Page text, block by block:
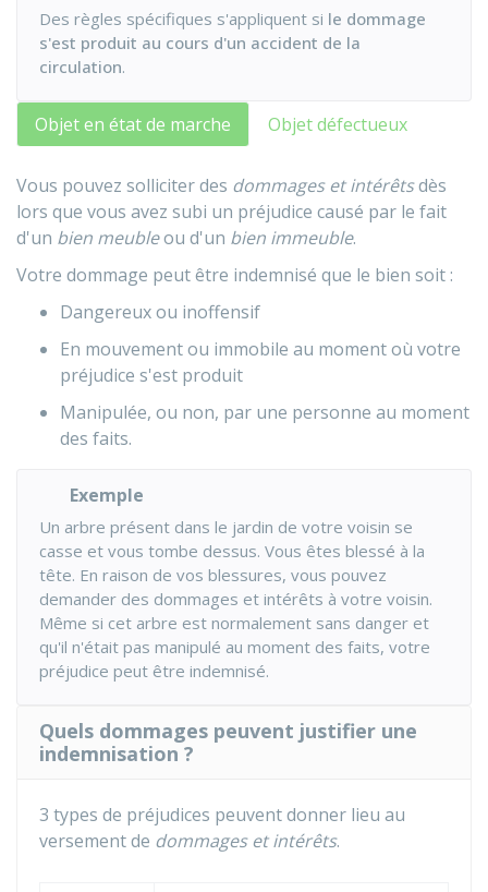
Des règles spécifiques s'appliquent si le dommage
s'est produit au cours d'un accident de la
circulation.
Objet en état de marche Objet défectueux
Vous pouvez solliciter des dommages et intérêtsdès
lors que vous avez subi un préjudice causé par le fait
d'un bien meubleou d'un bien immeuble.
Votre dommage peut être indemnisé que le bien soit :
Dangereux ou inoffensif
En mouvement ou immobile au moment où votre
préjudice s'est produit
Manipulée, ou non, par une personne au moment
des faits.
Exemple
Un arbre présent dans le jardin de votre voisin se
casse et vous tombe dessus. Vous êtes blessé à la
tête. En raison de vos blessures, vous pouvez
demander des dommages et intérêts à votre voisin.
Même si cet arbre est normalement sans danger et
qu'il n'était pas manipulé au moment des faits, votre
préjudice peut être indemnisé.
Quels dommages peuvent justifier une
indemnisation ?
3 types de préjudices peuvent donner lieu au
versement de dommages et intérêts.